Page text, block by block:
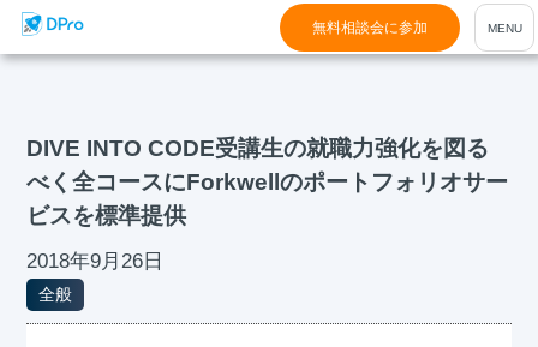
無料相談会に参加
DIVE INTO CODE受講生の就職力強化を図る
べく全コースにForkwellのポートフォリオサー
ビスを標準提供
2018年9月26日
全般